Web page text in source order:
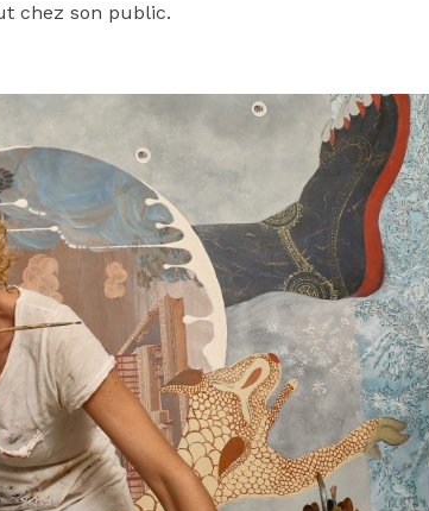
chez son public.